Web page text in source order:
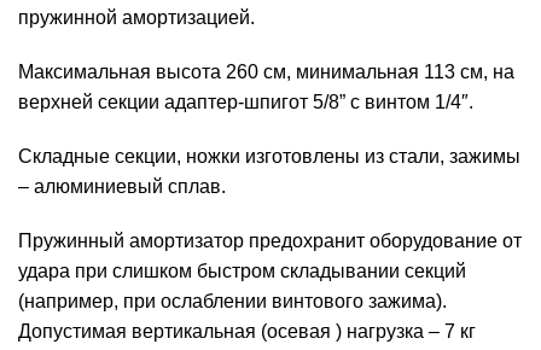
пружинной амортизацией.
Максимальная высота 260 см, минимальная 113 см, на
верхней секции адаптер-шпигот 5/8” с винтом 1/4″.
Складные секции, ножки изготовлены из стали, зажимы
– алюминиевый сплав.
Пружинный амортизатор предохранит оборудование от
удара при слишком быстром складывании секций
(например, при ослаблении винтового зажима).
Допустимая вертикальная (осевая ) нагрузка – 7 кг